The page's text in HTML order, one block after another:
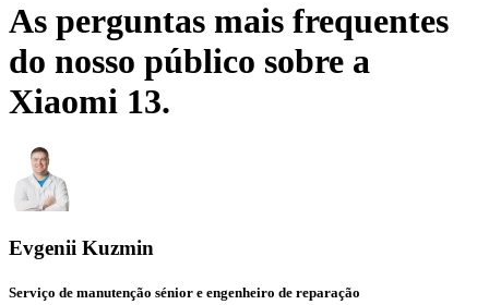
As perguntas mais frequentes
do nosso público sobre a
Xiaomi 13.
Evgenii Kuzmin
Serviço de manutenção sénior e engenheiro de reparação